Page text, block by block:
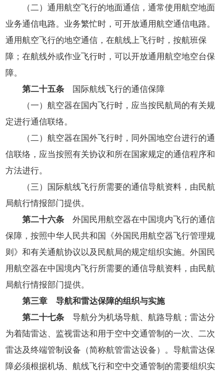
（二）通用航空飞行的地面通信，通常使用航空地面
业务通信电路。业务繁忙时，可开放通用航空通信电路。
通用航空飞行的地空通信，在航线上飞行时，按航班保
障；在航线外或作业飞行时，可以开放通用航空地空台保
障。
第二十五条国际航线飞行的通信保障
（一）航空器在国内飞行时，应当按民航局的有关规
定进行通信联络。
（二）航空器在国外飞行时，同外国地空台进行的通
信联络，应当按照有关协议和所在国家规定的通信程序和
方法进行。
（三）国际航线飞行所需要的通信导航资料，由民航
局航行情报部门提供。
第二十六条 外国民用航空器在中国境内飞行的通信
保障，按照中华人民共和国《外国民用航空器飞行管理规
则》和有关通航协议以及民航局的规定组织实施。外国民
用航空器在中国境内飞行所需要的通信导航资料，由民航
局航行情报部门提供。
第三章 导航和雷达保障的组织与实施
第二十七条导航分为机场导航、航路导航；雷达分
为着陆雷达、监视雷达和用于空中交通管制的一次、二次
雷达及终端管制设备（简称航管雷达设备）。导航雷达保
障必须根据机场、航线飞行和空中交通管制的需要组织实